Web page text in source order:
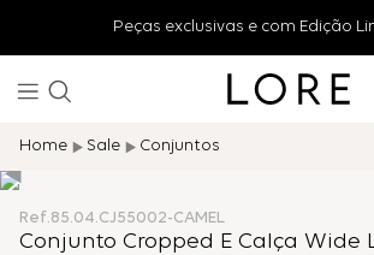
Peças exclusivas e com Edição
Sale Conjuntos
Ref.85.04.CJ55002-CAMEL
Conjunto Cropped E Calça Wide